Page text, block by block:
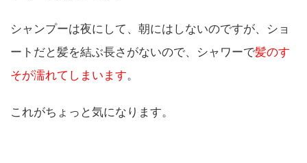
シャンプーは夜にして、朝にはしないのですが、ショ
ートだと髪を結ぶ長さがないので、シャワーで髪のす
そが濡れてしまいます。
これがちょっと気になります。